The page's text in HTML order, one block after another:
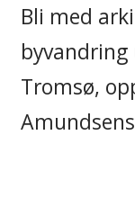
Bli med
Tromsø,